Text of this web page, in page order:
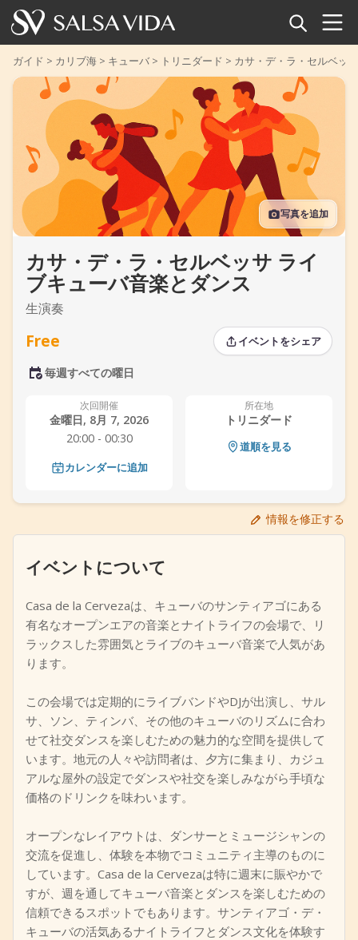
ホーム
イベント
ニュース
記事
動画
サルサ用語集
ショップ
TuneTempo
イベントを追加
ガイド > カリブ海 > キューバ > トリニダード > カサ・デ・ラ・セルベッ
写真を追加
カサ・デ・ラ・セルベッサ ライ
ブキューバ音楽とダンス
生演奏
Free イベントをシェア
毎週すべての曜日
次回開催
金曜日, 8月 7, 2026
20:00 - 00:30
カレンダーに追加
所在地
トリニダード
道順を見る
情報を修正する
イベントについて
Casa de la Cervezaは、キューバのサンティアゴにある
有名なオープンエアの音楽とナイトライフの会場で、リ
ラックスした雰囲気とライブのキューバ音楽で人気があ
ります。
この会場では定期的にライブバンドやDJが出演し、サル
サ、ソン、ティンバ、その他のキューバのリズムに合わ
せて社交ダンスを楽しむための魅力的な空間を提供して
います。地元の人々や訪問者は、夕方に集まり、カジュ
アルな屋外の設定でダンスや社交を楽しみながら手頃な
価格のドリンクを味わいます。
オープンなレイアウトは、ダンサーとミュージシャンの
交流を促進し、体験を本物でコミュニティ主導のものに
しています。Casa de la Cervezaは特に週末に賑やかで
すが、週を通してキューバ音楽とダンスを楽しむための
信頼できるスポットでもあります。サンティアゴ・デ・
キューバの活気あるナイトライフとダンス文化を体験す